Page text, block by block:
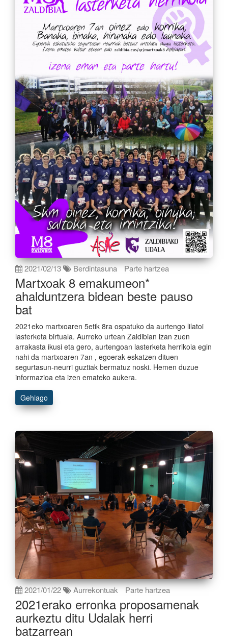
2021/02/13 Berdintasuna Parte hartzea
Martxoak 8 emakumeon*
ahalduntzera bidean beste pauso
bat
2021eko martxoaren 5etik 8ra ospatuko da aurtengo lilatoi
lasterketa birtuala. Aurreko urtean Zaldibian izan zuen
arrakasta ikusi eta gero, aurtengoan lasterketa herrikoia egin
nahi da martxoaren 7an , egoerak eskatzen dituen
segurtasun-neurri guztiak bermatuz noski. Hemen duzue
informazioa eta izen emateko aukera.
Gehiago
2021/01/22 Aurrekontuak Parte hartzea
2021erako erronka proposamenak
aurkeztu ditu Udalak herri
batzarrean